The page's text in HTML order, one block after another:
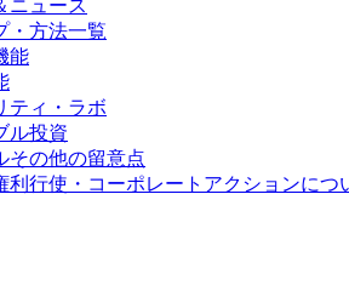
ニュース
・方法一覧
能
ティ・ラボ
ル投資
その他の留意点
利行使・コーポレートアクションにつ